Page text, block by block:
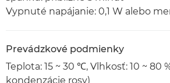
Vypnuté napájanie: 0,1 W alebo
Prevádzkové podmienky
Teplota: 15 ~ 30 ℃, Vlhkosť: 10 ~ 80
kondenzácie rosy)